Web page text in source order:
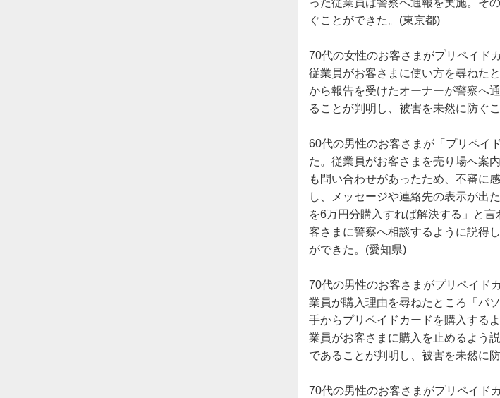
った従業員は警察へ通報を実施。そ
ぐことができた。(東京都)
70代の女性のお客さまがプリペイド
従業員がお客さまに使い方を尋ねた
から報告を受けたオーナーが警察へ
ることが判明し、被害を未然に防ぐ
60代の男性のお客さまが「プリペイ
た。従業員がお客さまを売り場へ案
も問い合わせがあったため、不審に
し、メッセージや連絡先の表示が出
を6万円分購入すれば解決する」と
客さまに警察へ相談するように説得
ができた。(愛知県)
70代の男性のお客さまがプリペイド
業員が購入理由を尋ねたところ「パ
手からプリペイドカードを購入する
業員がお客さまに購入を止めるよう
であることが判明し、被害を未然に
70代の男性のお客さまがプリペイド